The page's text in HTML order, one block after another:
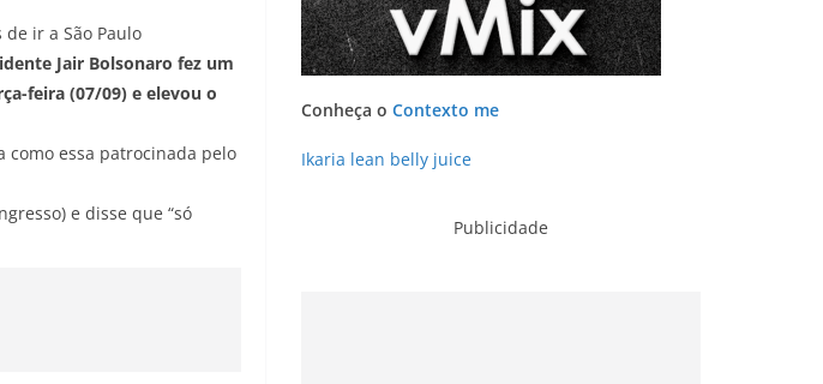
ir a São Paulo
Jair Bolsonaro fez um
feira (07/09) e elevou o
como essa patrocinada pelo
e disse que “só
Conheça o Contexto me
Ikaria lean belly juice
Publicidade